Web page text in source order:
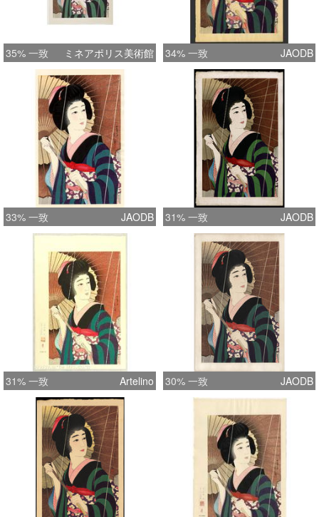
35% 一致 ミネアポリス美術館 34% 一致 JAODB
33% 一致 JAODB 31% 一致 JAODB
31% 一致 Artelino 30% 一致 JAODB